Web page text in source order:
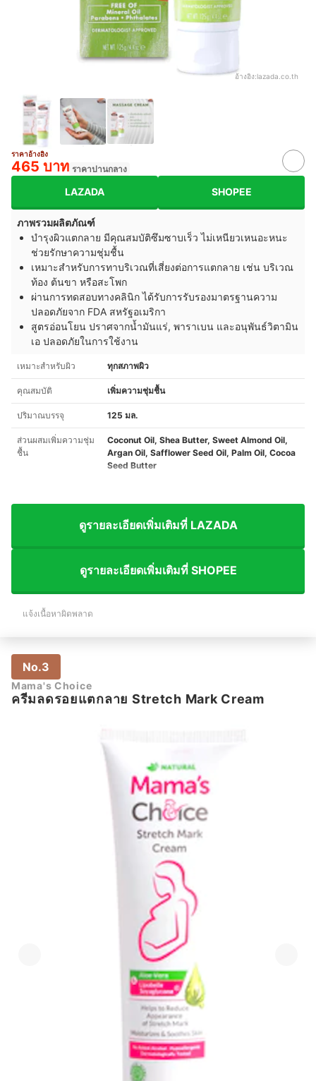
อ้างอิง:lazada.co.th
ราคาอ้างอิง
465 บาท ราคาปานกลาง
LAZADA SHOPEE
ภาพรวมผลิตภัณฑ์
บำรุงผิวแตกลาย มีคุณสมบัติซึมซาบเร็ว ไม่เหนียวเหนอะหนะ
ช่วยรักษาความชุ่มชื้น
เหมาะสำหรับการทาบริเวณที่เสี่ยงต่อการแตกลาย เช่น บริเวณ
ท้อง ต้นขา หรือสะโพก
ผ่านการทดสอบทางคลินิก ได้รับการรับรองมาตรฐานความ
ปลอดภัยจาก FDA สหรัฐอเมริกา
สูตรอ่อนโยน ปราศจากน้ำมันแร่, พาราเบน และอนุพันธ์วิตามิน
เอ ปลอดภัยในการใช้งาน
เหมาะสำหรับผิว ทุกสภาพผิว
คุณสมบัติ เพิ่มความชุ่มชื้น
ปริมาณบรรจุ 125 มล.
ส่วนผสมเพิ่มความชุ่ม
ชื้น
Coconut Oil, Shea Butter, Sweet Almond Oil,
Argan Oil, Safflower Seed Oil, Palm Oil, Cocoa
Seed Butter
ดูรายละเอียดเพิ่มเติมที่ LAZADA
ดูรายละเอียดเพิ่มเติมที่ SHOPEE
แจ้งเนื้อหาผิดพลาด
No.3
Mama's Choice
ครีมลดรอยแตกลาย Stretch Mark Cream